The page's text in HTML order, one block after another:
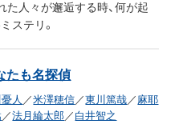
た人々が邂逅する時、何が起
ステリ。
たも名探偵
人 ／米澤穂信／東川篤哉／麻耶
／法月綸太郎／白井智之